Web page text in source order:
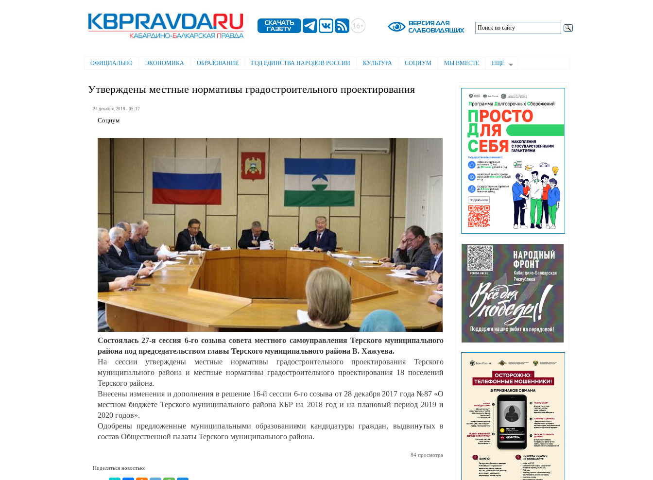
содержанию
Электронная газета "Кабардино-
Балкарская правда"
Главное меню
ОФИЦИАЛЬНО ЭКОНОМИКА ОБРАЗОВАНИЕ ГОД ЕДИНСТВА НАРОДОВ РОССИИ КУЛЬТУРА СОЦИУМ МЫ ВМЕСТЕ ЕЩЁ
Утверждены местные нормативы градостроительного проектирования
24 декабря, 2018 - 05:12
Социум
Состоялась 27-я сессия 6-го созыва совета местного самоуправления Терского муниципального
района под председательством главы Терского муниципального района В. Хажуева.
На сессии утверждены местные нормативы градостроительного проектирования Терского
муниципального района и местные нормативы градостроительного проектирования 18 поселений
Терского района.
Внесены изменения и дополнения в решение 16-й сессии 6-го созыва от 28 декабря 2017 года №87 «О
местном бюджете Терского муниципального района КБР на 2018 год и на плановый период 2019 и
2020 годов».
Одобрены предложенные муниципальными образованиями кандидатуры граждан, выдвинутых в
состав Общественной палаты Терского муниципального района.
84 просмотра
Поделиться новостью: